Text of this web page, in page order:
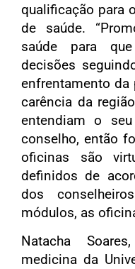
qualificação para
de saúde.
saúde para
decisões
enfrentamento
carência da
entendiam o
conselho, então
oficinas são
definidos de
dos
módulos, as
Natacha
medicina da